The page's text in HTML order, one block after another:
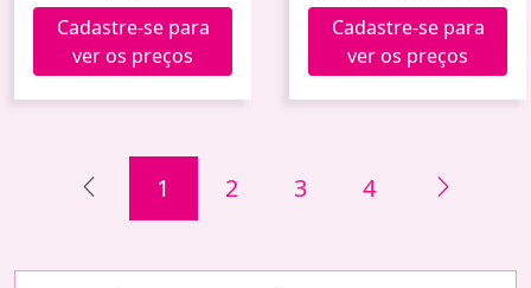
Cadastre-se para
ver os preços
Cadastre-se para
ver os preços
1 2 3 4